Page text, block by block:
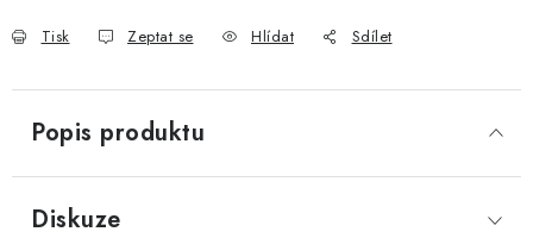
Tisk Zeptat se Hlídat Sdílet
Popis produktu
Diskuze